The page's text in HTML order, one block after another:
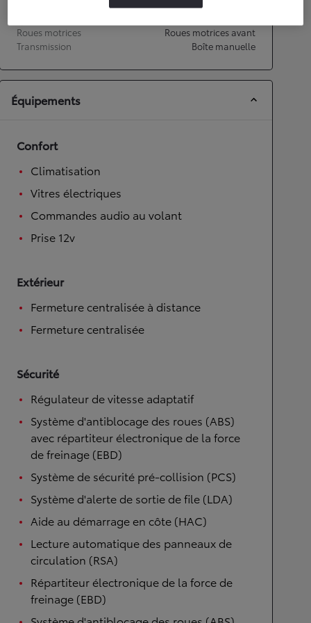
Roues motrices
Roues motrices avant
Transmission
Boîte manuelle
Équipements
Confort
Climatisation
Vitres électriques
Commandes audio au volant
Prise 12v
Extérieur
Fermeture centralisée à distance
Fermeture centralisée
Sécurité
Régulateur de vitesse adaptatif
Système d'antiblocage des roues (ABS)
avec répartiteur électronique de la force
de freinage (EBD)
Système de sécurité pré-collision (PCS)
Système d'alerte de sortie de file (LDA)
Aide au démarrage en côte (HAC)
Lecture automatique des panneaux de
circulation (RSA)
Répartiteur électronique de la force de
freinage (EBD)